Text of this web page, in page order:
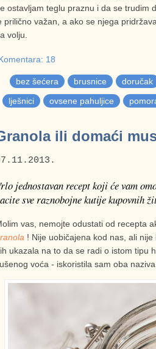
ostavljam teglu praznu i da se trudim
prilično važan, a ako se njega
volju.
18
bez šećera brusnice doručak
lješnici
ovsene pahuljice
ili domaći
jednostavan recept koji će vam
sve raznobojne kutije kupovnih
vas, nemojte odustati od recepta
! Nije uobičajena kod nas, ali
ukazala na to da se radi o istom tipu
voća - iskoristila sam oba